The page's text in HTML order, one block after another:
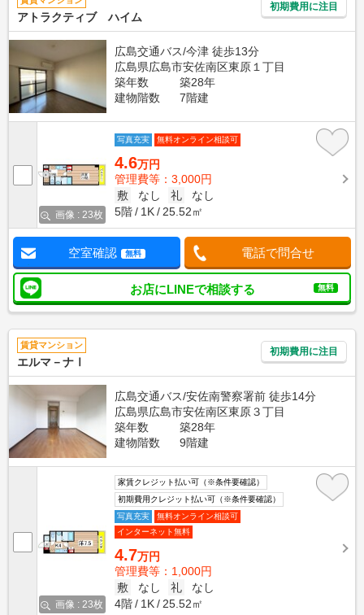
アトラクティブ ハイム
初期費用に注目
広島交通バス/今津 徒歩13分
広島県広島市安佐南区東原１丁目
築年数
築28年
建物階数
7階建
画像 : 23枚
写真充実 無料オンライン相談可
4.6万円
管理費等：3,000円
敷
なし 礼
なし
5階
1K 25.52㎡
空室確認 無料 電話で問合せ
お店にLINEで相談する 無料
賃貸マンション
エルマ－ナⅠ
初期費用に注目
広島交通バス/安佐南警察署前 徒歩14分
広島県広島市安佐南区東原３丁目
築年数
築28年
建物階数
9階建
画像 : 23枚
家賃クレジット払い可（※条件要確認）
初期費用クレジット払い可（※条件要確認）
写真充実
無料オンライン相談可
インターネット無料
4.7万円
管理費等：1,000円
敷
なし 礼
なし
4階
1K 25.52㎡